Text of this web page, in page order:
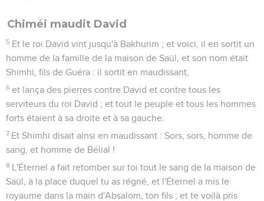
Chiméi maudit David
5 Et le roi David vint jusqu'à Bakhurim ; et voici, il en sortit un
homme de la famille de la maison de Saül, et son nom était
Shimhi, fils de Guéra : il sortit en maudissant,
6 et lança des pierres contre David et contre tous les
serviteurs du roi David ; et tout le peuple et tous les hommes
forts étaient à sa droite et à sa gauche.
7 Et Shimhi disait ainsi en maudissant : Sors, sors, homme de
sang, et homme de Bélial !
8 L'Éternel a fait retomber sur toi tout le sang de la maison de
Saül, à la place duquel tu as régné, et l'Éternel a mis le
royaume dans la main d'Absalom, ton fils ; et te voilà pris